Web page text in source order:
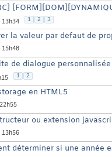
1 2 3
la valeur par defaut de
de dialogue personnalisée
1 2
en HTML5
ou extension
déterminer si une année